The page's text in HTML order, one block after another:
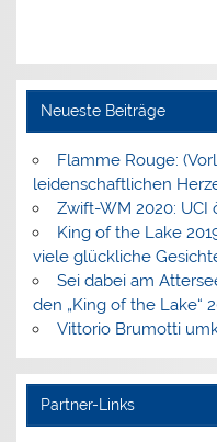
Neueste Beiträge
Flamme Rouge:
leidenschaftlichen
Zwift-WM 2020: UCI
King of the Lake
viele glückliche
Sei dabei am
den „King of the Lake“
Vittorio Brumotti
Partner-Links